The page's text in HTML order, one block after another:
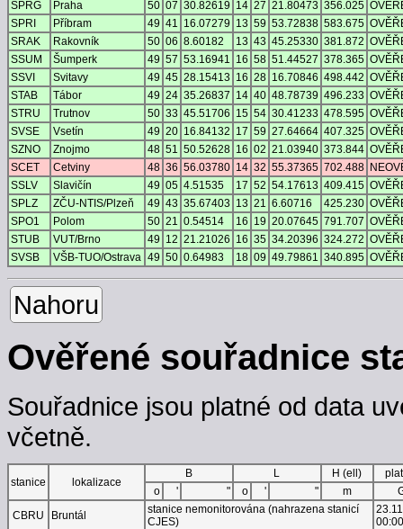
SPRG
Praha 50 07 30.82619 14 27 21.80473 356.025
SPRI
Příbram 49 41 16.07279 13 59 53.72838 583.675
SRAK
Rakovník 50 06 8.60182 13 43 45.25330 381.872
SSUM
Šumperk 49 57 53.16941 16 58 51.44527 378.365
SSVI
Svitavy 49 45 28.15413 16 28 16.70846 498.442
STAB
Tábor 49 24 35.26837 14 40 48.78739 496.233
STRU
Trutnov 50 33 45.51706 15 54 30.41233 478.595
SVSE
Vsetín 49 20 16.84132 17 59 27.64664 407.325
SZNO
Znojmo 48 51 50.52628 16 02 21.03940 373.844
SCET
Cetviny 48 36 56.03780 14 32 55.37365 702.488
SSLV
Slavičín 49 05 4.51535 17 52 54.17613 409.415
SPLZ
ZČU-NTIS/Plzeň 49 43 35.67403 13 21 6.60716 425.230
SPO1
Polom 50 21 0.54514 16 19 20.07645 791.707
STUB
VUT/Brno 49 12 21.21026 16 35 34.20396 324.272
SVSB
VŠB-TUO/Ostrava 49 50 0.64983 18 09 49.79861 340.895
Nahoru
Ověřené souřadnice
Souřadnice jsou platné od data
včetně.
stanice lokalizace
B L H (ell)
o
' " o ' " m
CBRU
Bruntál
stanice nemonitorována (nahrazena stanicí
CJES)
00:00